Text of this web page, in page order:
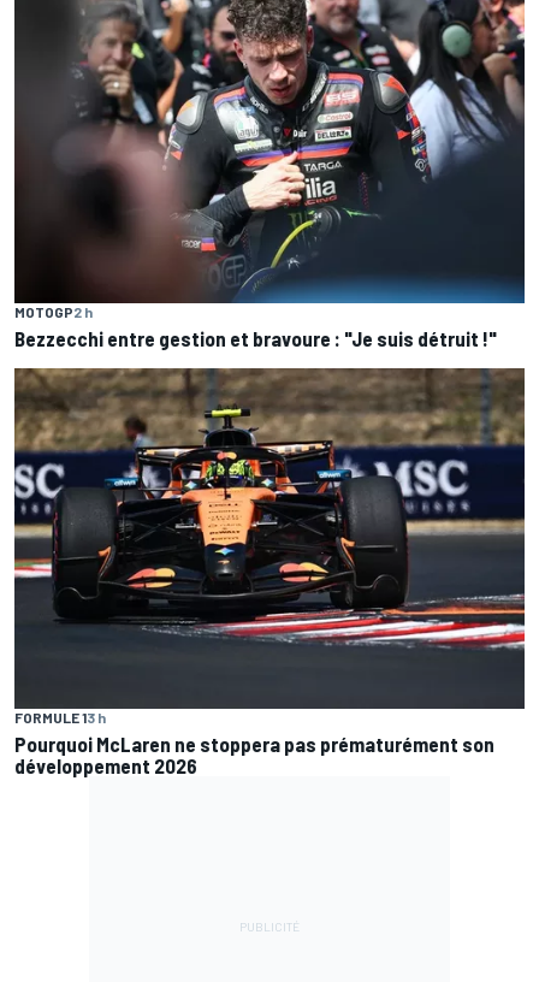
MOTOGP2 h
Bezzecchi entre gestion et bravoure : "Je suis détruit !"
FORMULE 13 h
Pourquoi McLaren ne stoppera pas prématurément son
développement 2026